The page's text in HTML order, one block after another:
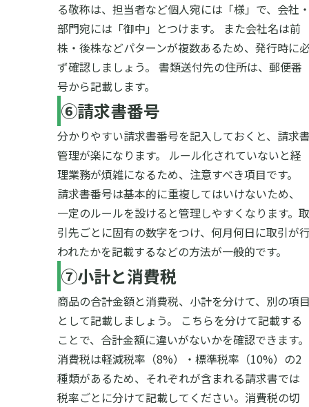
る敬称は、担当者など個人宛には「様」で、会社
部門宛には「御中」とつけます。
また会社名は前
株・後株などパターンが複数あるため、発行時に
ず確認しましょう。 書類送付先の住所は、郵便番
号から記載します。
⑥請求書番号
分かりやすい請求書番号を記入しておくと、請求
管理が楽になります。 ルール化されていないと経
理業務が煩雑になるため、注意すべき項目です。
請求書番号は基本的に重複してはいけないため、
一定のルールを設けると管理しやすくなります。取
引先ごとに固有の数字をつけ、何月何日に取引が
われたかを記載するなどの方法が一般的です。
⑦小計と消費税
商品の合計金額と消費税、小計を分けて、別の項
として記載しましょう。
こちらを分けて記載する
ことで、合計金額に違いがないかを確認できます。
消費税は軽減税率（8%）・標準税率（10%）の2
種類があるため、それぞれが含まれる請求書では
税率ごとに分けて記載してください。 消費税の切